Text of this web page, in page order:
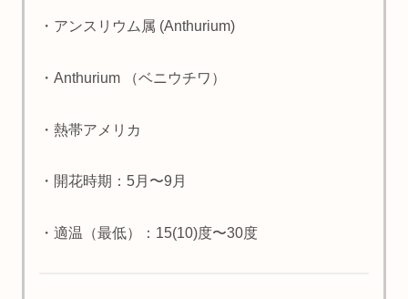
・アンスリウム属 (Anthurium)
・Anthurium （ベニウチワ）
・熱帯アメリカ
・開花時期：5月〜9月
・適温（最低）：15(10)度〜30度